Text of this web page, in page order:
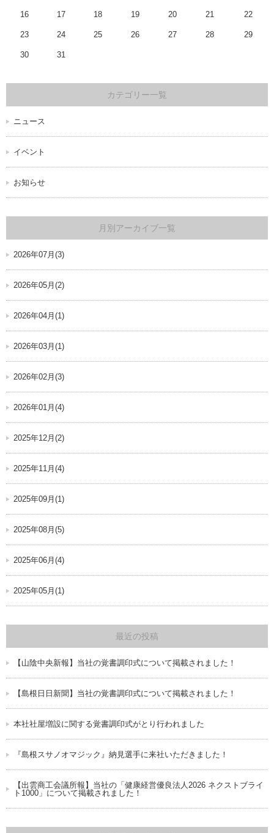
16 17 18 19 20 21 22
23 24 25 26 27 28 29
30 31
カテゴリー一覧
ニュース
イベント
お知らせ
月別アーカイブ一覧
2026年07月(3)
2026年05月(2)
2026年04月(1)
2026年03月(1)
2026年02月(3)
2026年01月(4)
2025年12月(2)
2025年11月(4)
2025年09月(1)
2025年08月(5)
2025年06月(4)
2025年05月(1)
最近の投稿
【山陰中央新報】当社の覚書調印式について掲載されました！
【島根日日新聞】当社の覚書調印式について掲載されました！
本社社屋増設に関する覚書調印式がとり行われました
『島根スサノオマジック』納見選手に来社いただきました！
【出雲商工会議所報】当社の「健康経営優良法人2026 ネクストブライ
ト1000」について掲載されました！